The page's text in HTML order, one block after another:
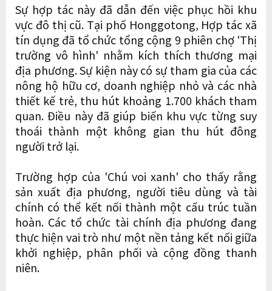
Sự hợp tác này đã dẫn đến việc phục hồi khu
vực đô thị cũ. Tại phố Honggotong, Hợp tác xã
tín dụng đã tổ chức tổng cộng 9 phiên chợ 'Thị
trường vô hình' nhằm kích thích thương mại
địa phương. Sự kiện này có sự tham gia của các
nông hộ hữu cơ, doanh nghiệp nhỏ và các nhà
thiết kế trẻ, thu hút khoảng 1.700 khách tham
quan. Điều này đã giúp biến khu vực từng suy
thoái thành một không gian thu hút đông
người trở lại.
Trường hợp của 'Chú voi xanh' cho thấy rằng
sản xuất địa phương, người tiêu dùng và tài
chính có thể kết nối thành một cấu trúc tuần
hoàn. Các tổ chức tài chính địa phương đang
thực hiện vai trò như một nền tảng kết nối giữa
khởi nghiệp, phân phối và cộng đồng thanh
niên.